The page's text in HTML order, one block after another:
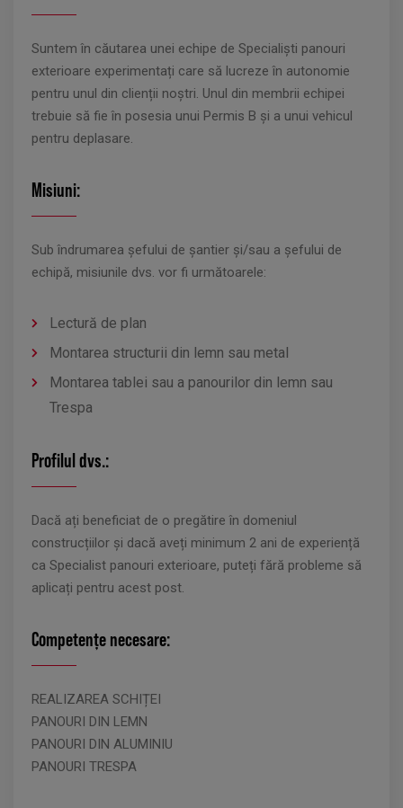
Suntem în căutarea unei echipe de Specialiști panouri
exterioare experimentați care să lucreze în autonomie
pentru unul din clienții noștri. Unul din membrii echipei
trebuie să fie în posesia unui Permis B și a unui vehicul
pentru deplasare.
Misiuni:
Sub îndrumarea șefului de șantier și/sau a șefului de
echipă, misiunile dvs. vor fi următoarele:
Lectură de plan
Montarea structurii din lemn sau metal
Montarea tablei sau a panourilor din lemn sau
Trespa
Profilul dvs.:
Dacă ați beneficiat de o pregătire în domeniul
construcțiilor și dacă aveți minimum 2 ani de experiență
ca Specialist panouri exterioare, puteți fără probleme să
aplicați pentru acest post.
Competențe necesare:
REALIZAREA SCHIȚEI
PANOURI DIN LEMN
PANOURI DIN ALUMINIU
PANOURI TRESPA